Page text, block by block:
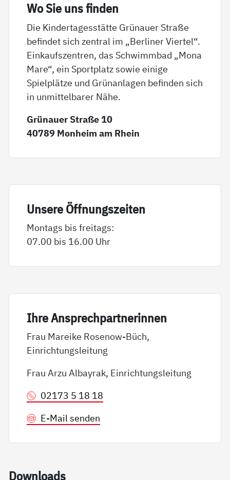
Wo Sie uns fin­den
Die Kindertagesstätte Grünauer Straße
befindet sich zentral im „Berliner Viertel“.
Einkaufszentren, das Schwimmbad „Mona
Mare“, ein Sportplatz sowie einige
Spielplätze und Grünanlagen befinden sich
in unmittelbarer Nähe.
Grünauer Straße 10
40789 Monheim am Rhein
Un­se­re Öff­nungs­zei­ten
Montags bis freitags:
07.00 bis 16.00 Uhr
Ih­re An­sp­rech­part­ne­rin­nen
Frau Mareike Rosenow-Büch,
Einrichtungsleitung
Frau Arzu Albayrak, Einrichtungsleitung
02173 5 18 18
E-Mail senden
Down­loads